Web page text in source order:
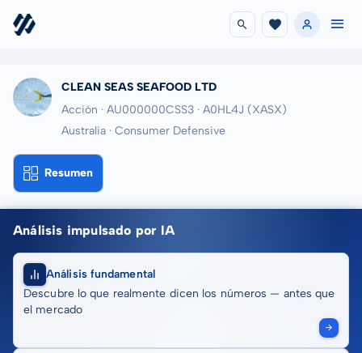
CLEAN SEAS SEAFOOD LTD
Acción · AU000000CSS3 · A0HL4J (XASX)
Australia · Consumer Defensive
Resumen
Análisis impulsado por IA
Análisis fundamental
Descubre lo que realmente dicen los números — antes que
el mercado